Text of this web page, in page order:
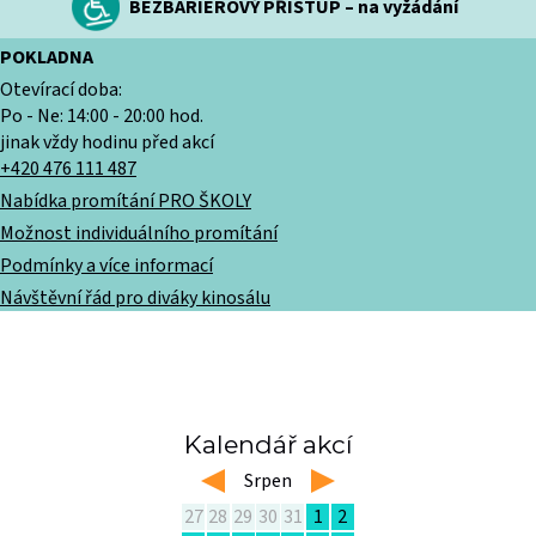
BEZBARIÉROVÝ PŘÍSTUP – na vyžádání
POKLADNA
Otevírací doba:
Po - Ne: 14:00 - 20:00 hod.
jinak vždy hodinu před akcí
+420 476 111 487
Nabídka promítání PRO ŠKOLY
Možnost individuálního promítání
Podmínky a více informací
Návštěvní řád pro diváky kinosálu
Kalendář akcí
left Srpen right
27 28 29 30 31 1
2